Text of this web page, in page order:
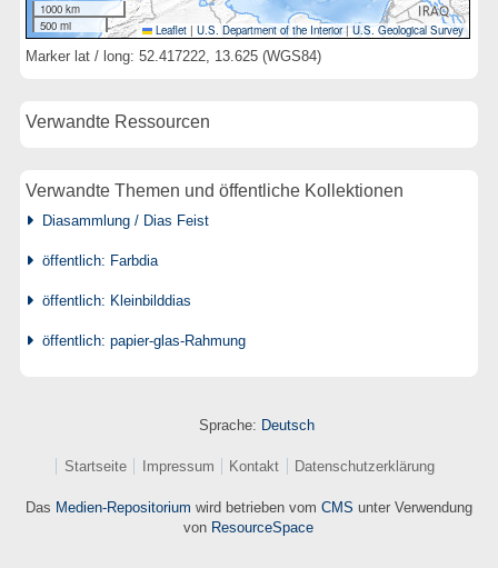
1000 km
500 mi
Leaflet | U.S. Department of the Interior|U.S. Geological Survey
Marker lat / long: 52.417222, 13.625 (WGS84)
Verwandte Ressourcen
Verwandte Themen und öffentliche Kollektionen
Diasammlung / Dias Feist
öffentlich: Farbdia
öffentlich: Kleinbilddias
öffentlich: papier-glas-Rahmung
Sprache: Deutsch
Startseite Impressum Kontakt Datenschutzerklärung
Das Medien-Repositorium wird betrieben vom CMS unter Verwendung
von ResourceSpace